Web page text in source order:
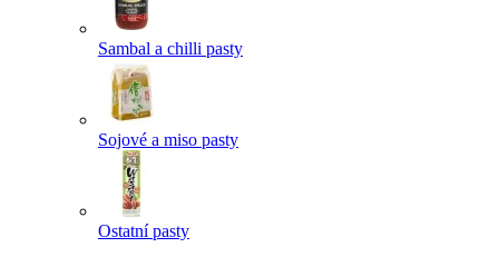
Sambal a chilli pasty
Sojové a miso pasty
Ostatní pasty